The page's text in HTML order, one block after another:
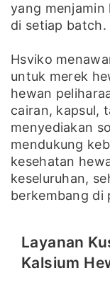
yang menjamin
di setiap batch.
Hsviko
untuk merek
hewan
cairan, kapsul,
menyediakan
mendukung
kesehatan
keseluruhan,
berkembang di
Layanan
Kalsium